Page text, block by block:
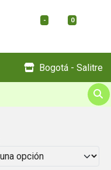
- 0
Bogotá - Salitre